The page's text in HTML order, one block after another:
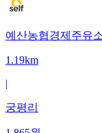
예산농협경제주유
1.19km
|
궁평리